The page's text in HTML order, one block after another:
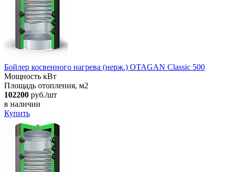
Бойлер косвенного нагрева (нерж.) OTAGAN Classic 500
Мощность кВт
Площадь отопления, м2
102200 руб./шт
в наличии
Купить